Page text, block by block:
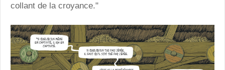
collant de la croyance."